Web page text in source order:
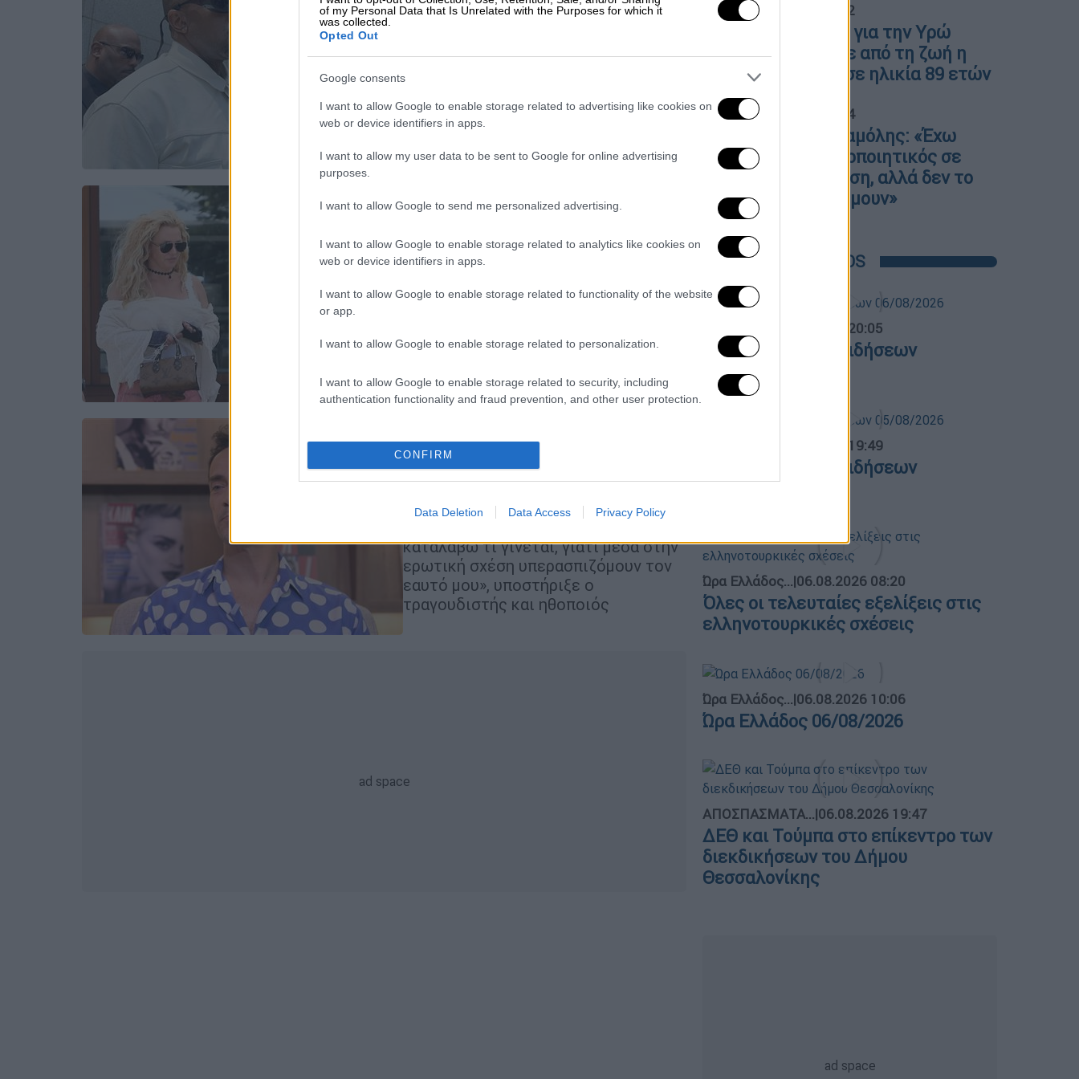
of my Personal Data that Is Unrelated with the Purposes for which it
was collected.
Opted Out
Google consents
I want to allow Google to enable storage related to advertising like cookies on
web or device identifiers in apps.
I want to allow my user data to be sent to Google for online advertising
purposes.
I want to allow Google to send me personalized advertising.
I want to allow Google to enable storage related to analytics like cookies on
web or device identifiers in apps.
I want to allow Google to enable storage related to functionality of the website
or app.
I want to allow Google to enable storage related to personalization.
I want to allow Google to enable storage related to security, including
authentication functionality and fraud prevention, and other user protection.
CONFIRM
Data Deletion Data Access Privacy Policy
Ξανά μπλεξίματα για τον Κάνιε
ότι δεν τον πλήρωσε για εργασία
με τεχνητή νοημοσύνη
Η συνεργασία που δεν τηρήθηκε ποτέ
Η τολμηρή εμφάνιση της
Μπρίτνεϊ Σπίαρς στο Μαλιμπού με
διάφανη φούστα και μαύρο
εσώρουχο
δίπλα σε έναν άγνωστο άντρα
Δημήτρης Σαμόλης: «Έχω υπάρξει
κακοποιητικός σε ερωτική σχέση,
καταλάβω τι γίνεται, γιατί μέσα στην
ερωτική σχέση υπερασπιζόμουν τον
εαυτό μου», υποστήριξε ο
τραγουδιστής και ηθοποιός
04 05.08.2026 10:42
Βαρύ πένθος για την Υρώ
Μανέ - Έφυγε από τη ζωή η
μητέρα της σε ηλικία 89 ετών
05 05.08.2026 13:14
Δημήτρης Σαμόλης: «Έχω
υπάρξει κακοποιητικός σε
ερωτική σχέση, αλλά δεν το
αντιλαμβανόμουν»
POPULAR VIDEOS
06.08.2026 20:05
Κεντρικό δελτίο ειδήσεων
06/08/2026
05.08.2026 19:49
Κεντρικό δελτίο ειδήσεων
05/08/2026
Ώρα Ελλάδος...|06.08.2026 08:20
Όλες οι τελευταίες εξελίξεις στις
ελληνοτουρκικές σχέσεις
Ώρα Ελλάδος...|06.08.2026 10:06
Ώρα Ελλάδος 06/08/2026
ΑΠΟΣΠΑΣΜΑΤΑ...|06.08.2026 19:47
ΔΕΘ και Τούμπα στο επίκεντρο των
διεκδικήσεων του Δήμου
Θεσσαλονίκης